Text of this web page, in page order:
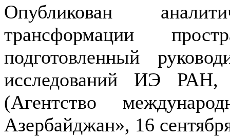
Опубликован
трансформации
подготовленный
исследований ИЭ РАН,
(Агентство
Азербайджан», 16